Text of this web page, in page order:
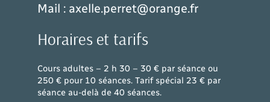
Mail : axelle.perret@orange.fr
Horaires et tarifs
Cours adultes – 2 h 30 – 30 € par séance ou
250 € pour 10 séances. Tarif spécial 23 € par
séance au-delà de 40 séances.